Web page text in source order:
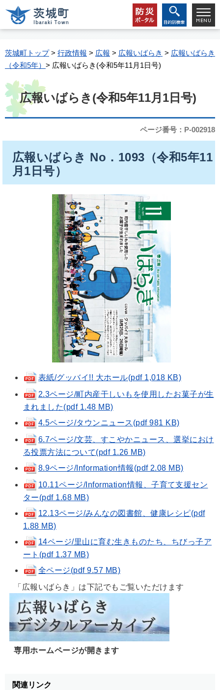
茨城町トップ> 行政情報 > 広報 > 広報いばらき > 広報いばらき
（令和5年） > 広報いばらき(令和5年11月1日号)
広報いばらき(令和5年11月1日号)
ページ番号：P-002918
広報いばらき No．1093（令和5年11
月1日号）
表紙/グッバイ!! 大ホール(pdf 1,018 KB)
2.3ページ/町内産干しいもを使用したお菓子が生
まれました(pdf 1.48 MB)
4.5ページ/タウンニュース(pdf 981 KB)
6.7ページ/文芸、すこやかニュース、選挙におけ
る投票方法について(pdf 1.26 MB)
8.9ページ/Information情報(pdf 2.08 MB)
10.11ページ/Information情報、子育て支援セン
ター(pdf 1.68 MB)
12.13ページ/みんなの図書館、健康レシピ(pdf
1.88 MB)
14ページ/里山に育む生きものたち、ちびっ子ア
ート(pdf 1.37 MB)
全ページ(pdf 9.57 MB)
「広報いばらき」は下記でもご覧いただけます
専用ホームページが開きます
関連リンク